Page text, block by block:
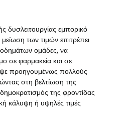
δυσλειτουργίας εμπορικό
των τιμών επιτρέπει
ομάδες, να
σε φαρμακεία και σε
προηγουμένως πολλούς
στη βελτίωση της
της φροντίδας
κάλυψη ή υψηλές τιμές